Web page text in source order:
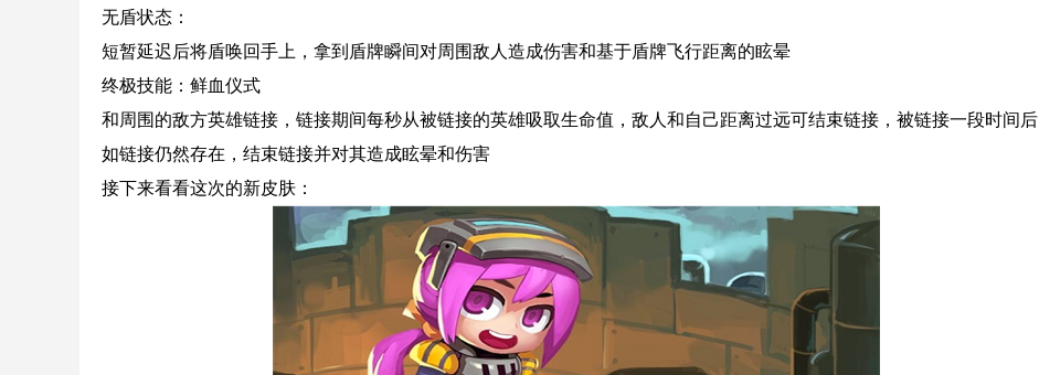
无盾状态：
短暂延迟后将盾唤回手上，拿到盾牌瞬间对周围敌人造成伤害和基于盾牌飞行距离的眩晕
终极技能：鲜血仪式
和周围的敌方英雄链接，链接期间每秒从被链接的英雄吸取生命值，敌人和自己距离过远可结束链接，被链接一段时间后
如链接仍然存在，结束链接并对其造成眩晕和伤害
接下来看看这次的新皮肤：